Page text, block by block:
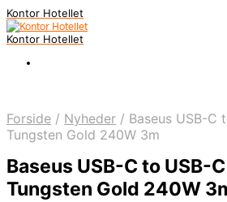
Kontor Hotellet
Kontor Hotellet
Forside / Nyheder / Baseus USB-C
Tungsten Gold 240W 3m
Baseus USB-C to USB-
Tungsten Gold 240W